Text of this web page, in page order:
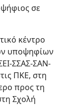
σε
κέντρο
υποψηφίων
ΣΣΑΣ-ΣΑΝ-
ΠΚΕ, στη
προς τη
Σχολή